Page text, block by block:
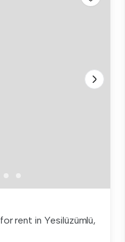
rent in Yesilüzümlü,